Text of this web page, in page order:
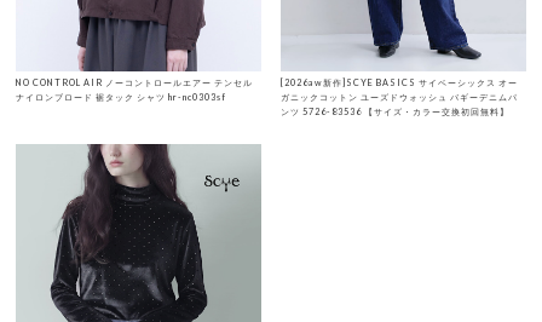
NO CONTROL AIR ノーコントロールエアー テンセル
ナイロンブロード 裾タック シャツ hr-nc0303sf
[2026aw新作]SCYE BASICS サイベーシックス オー
ガニックコットン ユーズドウォッシュ バギーデニムパ
ンツ 5726-83536 【サイズ・カラー交換初回無料】